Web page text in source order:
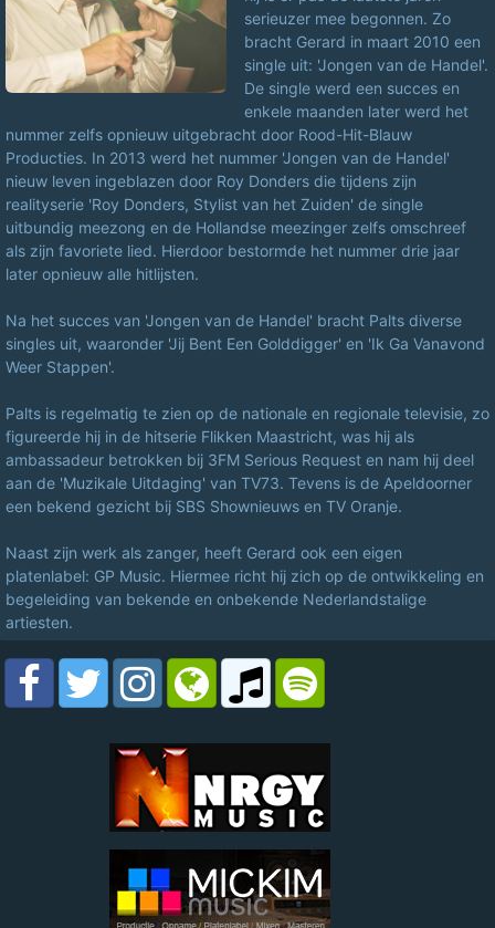
serieuzer mee begonnen. Zo
bracht Gerard in maart 2010 een
single uit: 'Jongen van de Handel'.
De single werd een succes en
enkele maanden later werd het
nummer zelfs opnieuw uitgebracht door Rood-Hit-Blauw
Producties. In 2013 werd het nummer 'Jongen van de Handel'
nieuw leven ingeblazen door Roy Donders die tijdens zijn
realityserie 'Roy Donders, Stylist van het Zuiden' de single
uitbundig meezong en de Hollandse meezinger zelfs omschreef
als zijn favoriete lied. Hierdoor bestormde het nummer drie jaar
later opnieuw alle hitlijsten.
Na het succes van 'Jongen van de Handel' bracht Palts diverse
singles uit, waaronder 'Jij Bent Een Golddigger' en 'Ik Ga Vanavond
Weer Stappen'.
Palts is regelmatig te zien op de nationale en regionale televisie, zo
figureerde hij in de hitserie Flikken Maastricht, was hij als
ambassadeur betrokken bij 3FM Serious Request en nam hij deel
aan de 'Muzikale Uitdaging' van TV73. Tevens is de Apeldoorner
een bekend gezicht bij SBS Shownieuws en TV Oranje.
Naast zijn werk als zanger, heeft Gerard ook een eigen
platenlabel: GP Music. Hiermee richt hij zich op de ontwikkeling en
begeleiding van bekende en onbekende Nederlandstalige
artiesten.